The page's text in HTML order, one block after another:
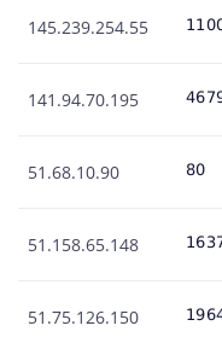
145.239.254.55
141.94.70.195
51.68.10.90
51.158.65.148
51.75.126.150